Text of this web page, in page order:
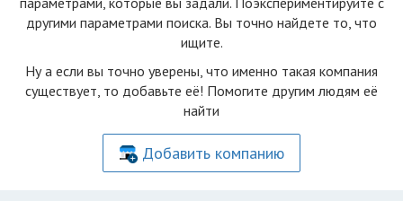
другими параметрами поиска. Вы точно найдете то, что
ищите.
Ну а если вы точно уверены, что именно такая компания
существует, то добавьте её! Помогите другим людям её
найти
Добавить компанию